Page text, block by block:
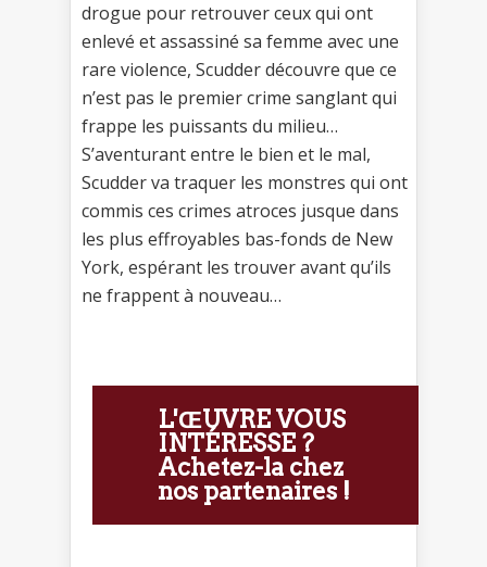
drogue pour retrouver ceux qui ont
enlevé et assassiné sa femme avec une
rare violence, Scudder découvre que ce
n’est pas le premier crime sanglant qui
frappe les puissants du milieu…
S’aventurant entre le bien et le mal,
Scudder va traquer les monstres qui ont
commis ces crimes atroces jusque dans
les plus effroyables bas-fonds de New
York, espérant les trouver avant qu’ils
ne frappent à nouveau…
L'ŒUVRE VOUS
INTÉRESSE ?
Achetez-la chez
nos partenaires !